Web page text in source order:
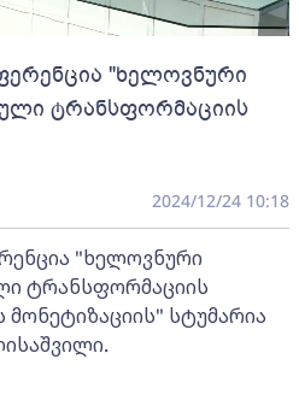
"ხელოვნური
ტრანსფორმაციის
2024/12/24 10:18
"ხელოვნური
ტრანსფორმაციის
სტუმარია